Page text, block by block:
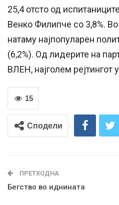
25,4 отсто од
Венко Филипче со 3,8%.
натаму најпопуларен
(6,2%). Од лидерите на
ВЛЕН, најголем рејтингот
15
Сподели
ПРЕТХОДНА
Бегство во иднината